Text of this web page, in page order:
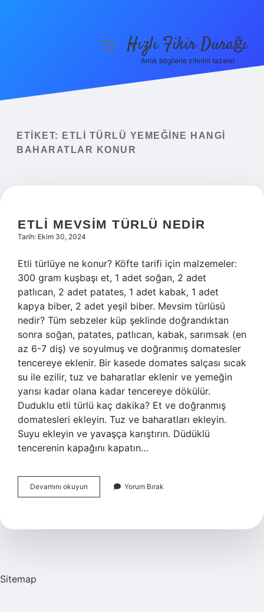
Yasal Uyarı
menüyüHızlı Fikir Durağı
Anlık bilgilerle zihnini tazele!
ETIKET:
ETLI TÜRLÜ YEMEĞINE HANGI
BAHARATLAR KONUR
ETLI MEVSIM TÜRLÜ NEDIR
Tarih: Ekim 30, 2024
Etli türlüye ne konur? Köfte tarifi için malzemeler:
300 gram kuşbaşı et, 1 adet soğan, 2 adet
patlıcan, 2 adet patates, 1 adet kabak, 1 adet
kapya biber, 2 adet yeşil biber. Mevsim türlüsü
nedir? Tüm sebzeler küp şeklinde doğrandıktan
sonra soğan, patates, patlıcan, kabak, sarımsak (en
az 6-7 diş) ve soyulmuş ve doğranmış domatesler
tencereye eklenir. Bir kasede domates salçası sıcak
su ile ezilir, tuz ve baharatlar eklenir ve yemeğin
yarısı kadar olana kadar tencereye dökülür.
Duduklu etli türlü kaç dakika? Et ve doğranmış
domatesleri ekleyin. Tuz ve baharatları ekleyin.
Suyu ekleyin ve yavaşça karıştırın. Düdüklü
tencerenin kapağını kapatın…
Devamını okuyun
Mevsim
Yorum Bırak
Sitemap